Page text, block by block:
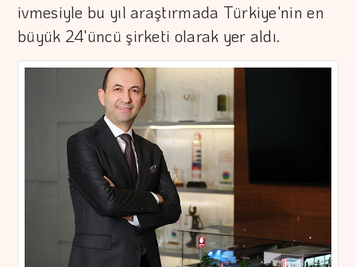
ivmesiyle bu yıl araştırmada Türkiye'nin en
büyük 24'üncü şirketi olarak yer aldı.